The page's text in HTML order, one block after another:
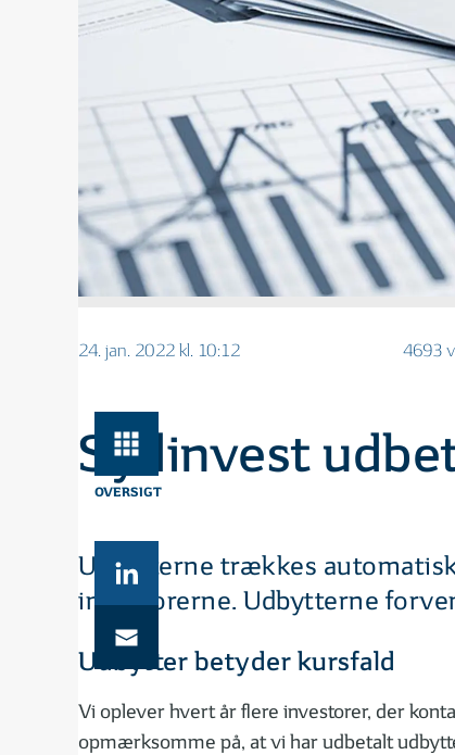
OVERSIGT
24. jan. 2022 kl. 10:12 4693
Sydinvest
Udbytterne trækkes
investorerne. Udbytterne
Udbytter betyder kursfald
Vi oplever hvert år flere investorer, der
opmærksomme på, at vi har udbetalt